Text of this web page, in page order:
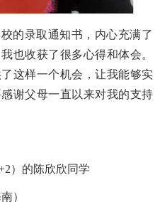
的录取通知书，内心充满了
也收获了很多心得和体会。
这样一个机会，让我能够实
谢父母一直以来对我的支持
）的陈欣欣同学
）